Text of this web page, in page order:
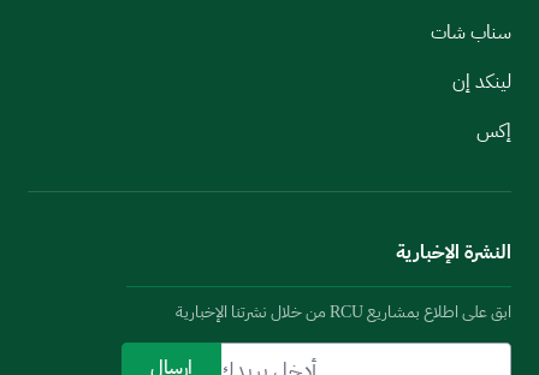
سناب شات
لينكد إن
إكس
النشرة الإخبارية
ابق على اطلاع بمشاريع RCU من خلال نشرتنا الإخبارية